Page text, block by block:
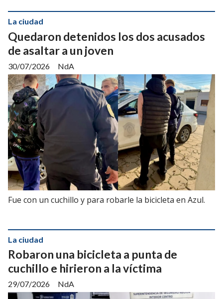
Quedaron detenidos los dos acusados
de asaltar a un joven
NdA
La ciudad
30/07/2026
Fue con un cuchillo y para robarle la bicicleta en Azul.
Robaron una bicicleta a punta de
cuchillo e hirieron a la víctima
NdA
La ciudad
29/07/2026